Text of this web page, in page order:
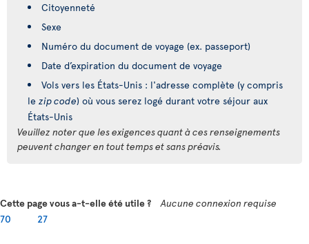
Citoyenneté
Sexe
Numéro du document de voyage (ex. passeport)
Date d’expiration du document de voyage
Vols vers les États-Unis : l'adresse complète (y compris
le zip code) où vous serez logé durant votre séjour aux
États-Unis
Veuillez noter que les exigences quant à ces renseignements
peuvent changer en tout temps et sans préavis.
Cette page vous a-t-elle été utile ?
Aucune connexion requise
70
27